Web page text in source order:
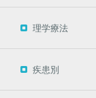
理学療法
疾患別